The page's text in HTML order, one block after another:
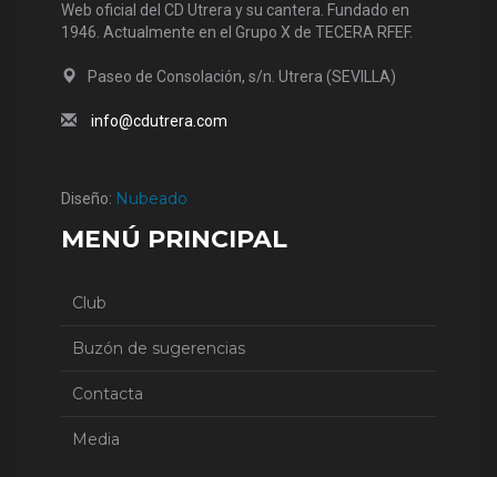
Web oficial del CD Utrera y su cantera. Fundado en
1946. Actualmente en el Grupo X de TECERA RFEF.
Paseo de Consolación, s/n. Utrera (SEVILLA)
info@cdutrera.com
Diseño: Nubeado
MENÚ PRINCIPAL
Club
Buzón de sugerencias
Contacta
Media